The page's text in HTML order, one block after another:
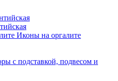
Иконы на оргалите
с подставкой, подвесом и